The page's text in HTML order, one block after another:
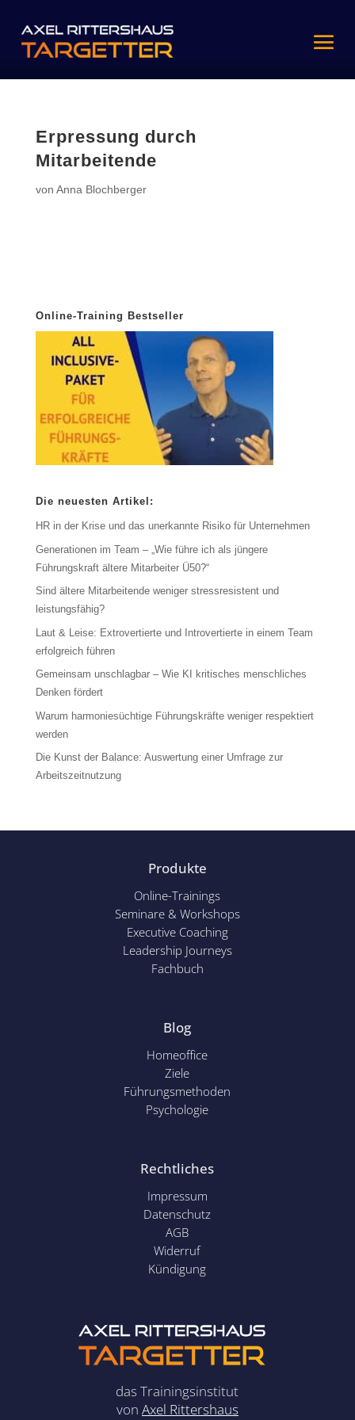
Erpressung durch
Mitarbeitende
von Anna Blochberger
Online-Training Bestseller
Die neuesten Artikel:
HR in der Krise und das unerkannte Risiko für Unternehmen
Generationen im Team – „Wie führe ich als jüngere
Führungskraft ältere Mitarbeiter Ü50?“
Sind ältere Mitarbeitende weniger stressresistent und
leistungsfähig?
Laut & Leise: Extrovertierte und Introvertierte in einem Team
erfolgreich führen
Gemeinsam unschlagbar – Wie KI kritisches menschliches
Denken fördert
Warum harmoniesüchtige Führungskräfte weniger respektiert
werden
Die Kunst der Balance: Auswertung einer Umfrage zur
Arbeitszeitnutzung
Produkte
Online-Trainings
Seminare & Workshops
Executive Coaching
Leadership Journeys
Fachbuch
Blog
Homeoffice
Ziele
Führungsmethoden
Psychologie
Rechtliches
Impressum
Datenschutz
AGB
Widerruf
Kündigung
das Trainingsinstitut
von Axel Rittershaus